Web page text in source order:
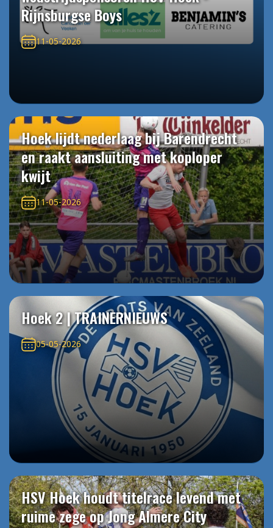
Rijnsburgse Boys
11-05-2026
Hoek lijdt nederlaag bij Barendrecht
en raakt aansluiting met koploper
kwijt
11-05-2026
Hoek 2 | TRAINERNIEUWS
05-05-2026
HSV Hoek houdt titelrace levend met
ruime zege op Jong Almere City